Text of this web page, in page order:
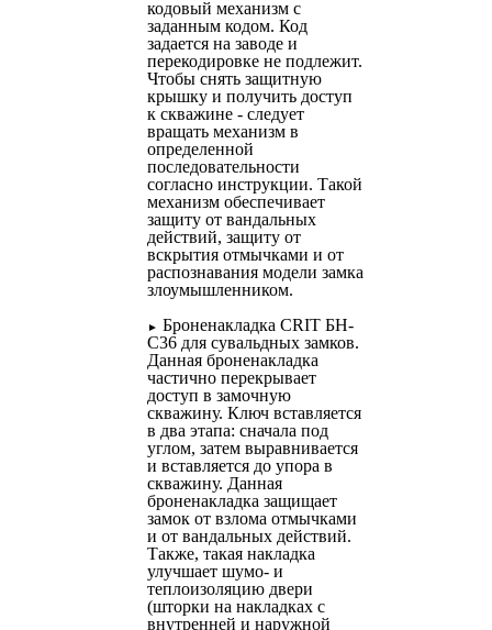
кодовый механизм с
заданным кодом. Код
задается на заводе и
перекодировке не подлежит.
Чтобы снять защитную
крышку и получить доступ
к скважине - следует
вращать механизм в
определенной
последовательности
согласно инструкции. Такой
механизм обеспечивает
защиту от вандальных
действий, защиту от
вскрытия отмычками и от
распознавания модели замка
злоумышленником.
► Броненакладка CRIT БН-
С36 для сувальдных замков.
Данная броненакладка
частично перекрывает
доступ в замочную
скважину. Ключ вставляется
в два этапа: сначала под
углом, затем выравнивается
и вставляется до упора в
скважину. Данная
броненакладка защищает
замок от взлома отмычками
и от вандальных действий.
Также, такая накладка
улучшает шумо- и
теплоизоляцию двери
(шторки на накладках с
внутренней и наружной